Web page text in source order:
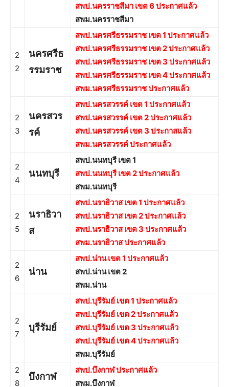
สพป.นครราชสีมา เขต 6 ประกาศแล้ว
สพม.นครราชสีมา
2
2
นครศรีธ
รรมราช
สพป.นครศรีธรรมราช เขต 1 ประกาศแล้ว
สพป.นครศรีธรรมราช เขต 2 ประกาศแล้ว
สพป.นครศรีธรรมราช เขต 3 ประกาศแล้ว
สพป.นครศรีธรรมราช เขต 4 ประกาศแล้ว
สพม.นครศรีธรรมราช ประกาศแล้ว
2
3
นครสวร
รค์
สพป.นครสวรรค์ เขต 1 ประกาศแล้ว
สพป.นครสวรรค์ เขต 2 ประกาศแล้ว
สพป.นครสวรรค์ เขต 3 ประกาสแล้ว
สพม.นครสวรรค์ ประกาศแล้ว
2
4
นนทบุรี
สพป.นนทบุรี เขต 1
สพป.นนทบุรี เขต 2 ประกาศแล้ว
สพม.นนทบุรี
2
5
นราธิวา
ส
สพป.นราธิวาส เขต 1 ประกาศแล้ว
สพป.นราธิวาส เขต 2ประกาศแล้ว
สพป.นราธิวาส เขต 3 ประกาศแล้ว
สพม.นราธิวาส ประกาศแล้ว
2
6
น่าน
สพป.น่าน เขต 1 ประกาศแล้ว
สพป.น่าน เขต 2
สพม.น่าน
2
7
บุรีรัมย์
สพป.บุรีรัมย์ เขต 1 ประกาศแล้ว
สพป.บุรีรัมย์ เขต 2 ประกาศแล้ว
สพป.บุรีรัมย์ เขต 3 ประกาศแล้ว
สพป.บุรีรัมย์ เขต 4 ประกาศแล้ว
สพม.บุรีรัมย์
2
8
บึงกาฬ
สพป.บึงกาฬ ประกาศแล้ว
สพม.บึงกาฬ